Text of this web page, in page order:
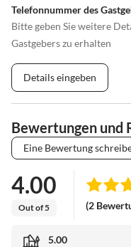
Telefonnummer des
Bitte geben Sie weitere
Gastgebers zu erhalten
Details eingeben
Bewertungen und
Eine Bewertung
4.00
Out of 5 (2
5.00